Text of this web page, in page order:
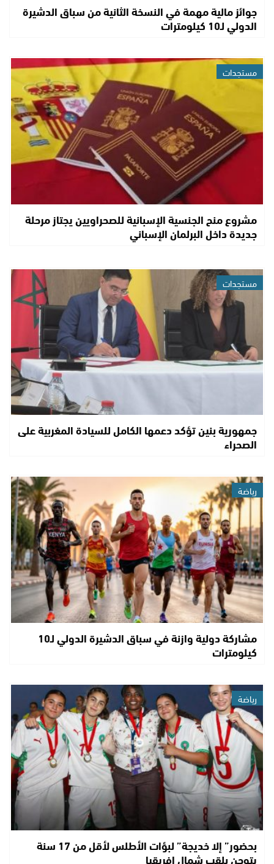
جوائز مالية مهمة في النسخة الثانية من سباق الدشيرة
الدولي لـ10 كيلومترات
مستجدات
مشروع منح الجنسية الإسبانية للصحراويين يجتاز مرحلة
جديدة داخل البرلمان الإسباني
مستجدات
جمهورية بنين تؤكد دعمها الكامل للسيادة المغربية على
الصحراء
رياضة
مشاركة دولية وازنة في سباق الدشيرة الدولي لـ10
كيلومترات
رياضة
بحضور” إلا خديجة” لبؤات الأطلس لأقل من 17 سنة
يتوجن بلقب شمال إفريقيا